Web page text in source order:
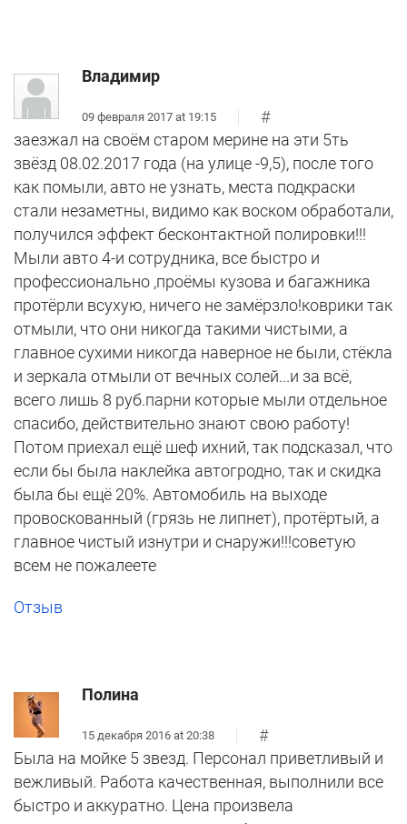
Владимир
09 февраля 2017 at 19:15
#
заезжал на своём старом мерине на эти 5ть
звёзд 08.02.2017 года (на улице -9,5), после того
как помыли, авто не узнать, места подкраски
стали незаметны, видимо как воском обработали,
получился эффект бесконтактной полировки!!!
Мыли авто 4-и сотрудника, все быстро и
профессионально ,проёмы кузова и багажника
протёрли всухую, ничего не замёрзло!коврики так
отмыли, что они никогда такими чистыми, а
главное сухими никогда наверное не были, стёкла
и зеркала отмыли от вечных солей...и за всё,
всего лишь 8 руб.парни которые мыли отдельное
спасибо, действительно знают свою работу!
Потом приехал ещё шеф ихний, так подсказал, что
если бы была наклейка автогродно, так и скидка
была бы ещё 20%. Автомобиль на выходе
провоскованный (грязь не липнет), протёртый, а
главное чистый изнутри и снаружи!!!советую
всем не пожалеете
Отзыв
Полина
15 декабря 2016 at 20:38
#
Была на мойке 5 звезд. Персонал приветливый и
вежливый. Работа качественная, выполнили все
быстро и аккуратно. Цена произвела